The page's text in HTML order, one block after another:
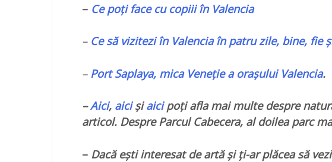
– Ce poți face cu copiii în Valencia
– Ce să vizitezi în Valencia în patru zile, bine, fie
– Port Saplaya, mica Veneție a orașului Valencia.
–Aici, aicișiaicipoți afla mai multe despre
articol. Despre Parcul Cabecera, al doilea parc
– Dacă ești interesat de artă și ți-ar plăcea să